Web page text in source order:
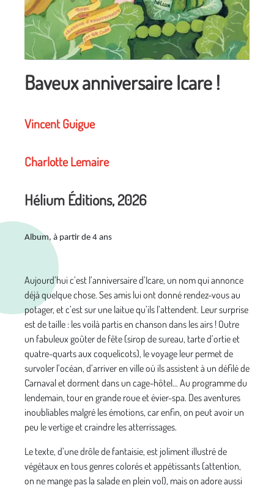
Baveux anniversaire Icare !
Vincent Guigue
Charlotte Lemaire
Hélium Éditions, 2026
Album, à partir de 4 ans
Aujourd’hui c’est l’anniversaire d’Icare, un nom qui annonce
déjà quelque chose. Ses amis lui ont donné rendez-vous au
potager, et c’est sur une laitue qu’ils l’attendent. Leur surprise
est de taille : les voilà partis en chanson dans les airs ! Outre
un fabuleux goûter de fête (sirop de sureau, tarte d’ortie et
quatre-quarts aux coquelicots), le voyage leur permet de
survoler l’océan, d’arriver en ville où ils assistent à un défilé de
Carnaval et dorment dans un cage-hôtel… Au programme du
lendemain, tour en grande roue et évier-spa. Des aventures
inoubliables malgré les émotions, car enfin, on peut avoir un
peu le vertige et craindre les atterrissages.
Le texte, d’une drôle de fantaisie, est joliment illustré de
végétaux en tous genres colorés et appétissants (attention,
on ne mange pas la salade en plein vol), mais on adore aussi